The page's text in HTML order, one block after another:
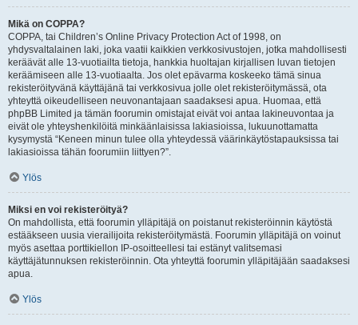
Mikä on COPPA?
COPPA, tai Children’s Online Privacy Protection Act of 1998, on
yhdysvaltalainen laki, joka vaatii kaikkien verkkosivustojen, jotka mahdollisesti
keräävät alle 13-vuotiailta tietoja, hankkia huoltajan kirjallisen luvan tietojen
keräämiseen alle 13-vuotiaalta. Jos olet epävarma koskeeko tämä sinua
rekisteröityvänä käyttäjänä tai verkkosivua jolle olet rekisteröitymässä, ota
yhteyttä oikeudelliseen neuvonantajaan saadaksesi apua. Huomaa, että
phpBB Limited ja tämän foorumin omistajat eivät voi antaa lakineuvontaa ja
eivät ole yhteyshenkilöitä minkäänlaisissa lakiasioissa, lukuunottamatta
kysymystä “Keneen minun tulee olla yhteydessä väärinkäytöstapauksissa tai
lakiasioissa tähän foorumiin liittyen?”.
Ylös
Miksi en voi rekisteröityä?
On mahdollista, että foorumin ylläpitäjä on poistanut rekisteröinnin käytöstä
estääkseen uusia vierailijoita rekisteröitymästä. Foorumin ylläpitäjä on voinut
myös asettaa porttikiellon IP-osoitteellesi tai estänyt valitsemasi
käyttäjätunnuksen rekisteröinnin. Ota yhteyttä foorumin ylläpitäjään saadaksesi
apua.
Ylös